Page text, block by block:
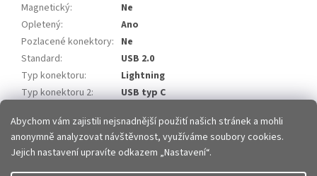
Abychom vám zajistili nejsnadnější použití našich stránek a mohli
anonymně analyzovat návštěvnost, využíváme soubory cookies.
Jejich nastavení upravíte odkazem „Nastavení“.
Magnetický:
Ne
Opletený:
Ano
Pozlacené konektory: Ne
Standard:
USB 2.0
Typ konektoru:
Lightning
Typ konektoru 2:
USB typ C